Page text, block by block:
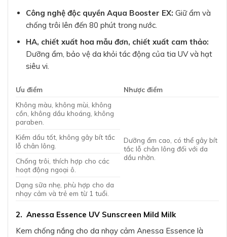
Công nghệ độc quyền Aqua Booster EX: Giữ ẩm và
chống trôi lên đến 80 phút trong nước.
HA, chiết xuất hoa mẫu đơn, chiết xuất cam thảo:
Dưỡng ẩm, bảo vệ da khỏi tác động của tia UV và hạt
siêu vi.
Ưu điểm
Nhược điểm
Không màu, không mùi, không
cồn, không dầu khoáng, không
paraben.
Dưỡng ẩm cao, có thể gây bít
tắc lỗ chân lông đối với da
dầu nhờn.
Kiềm dầu tốt, không gây bít tắc
lỗ chân lông.
Chống trôi, thích hợp cho các
hoạt động ngoại ô.
Dạng sữa nhẹ, phù hợp cho da
nhạy cảm và trẻ em từ 1 tuổi.
2. Anessa Essence UV Sunscreen Mild Milk
Kem chống nắng cho da nhạy cảm Anessa Essence là